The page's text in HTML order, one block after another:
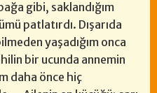
gibi, saklandığım
patlatırdı. Dışarıda
yaşadığım onca
bir ucunda annemin
daha önce hiç